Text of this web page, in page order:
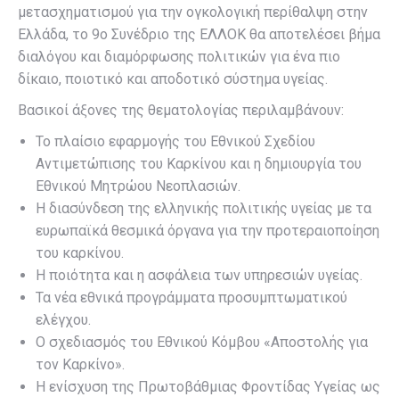
μετασχηματισμού για την ογκολογική περίθαλψη στην
Ελλάδα, το 9ο Συνέδριο της ΕΛΛΟΚ θα αποτελέσει βήμα
διαλόγου και διαμόρφωσης πολιτικών για ένα πιο
δίκαιο, ποιοτικό και αποδοτικό σύστημα υγείας.
Βασικοί άξονες της θεματολογίας περιλαμβάνουν:
Το πλαίσιο εφαρμογής του Εθνικού Σχεδίου
Αντιμετώπισης του Καρκίνου και η δημιουργία του
Εθνικού Μητρώου Νεοπλασιών.
Η διασύνδεση της ελληνικής πολιτικής υγείας με τα
ευρωπαϊκά θεσμικά όργανα για την προτεραιοποίηση
του καρκίνου.
Η ποιότητα και η ασφάλεια των υπηρεσιών υγείας.
Τα νέα εθνικά προγράμματα προσυμπτωματικού
ελέγχου.
Ο σχεδιασμός του Εθνικού Κόμβου «Αποστολής για
τον Καρκίνο».
Η ενίσχυση της Πρωτοβάθμιας Φροντίδας Υγείας ως